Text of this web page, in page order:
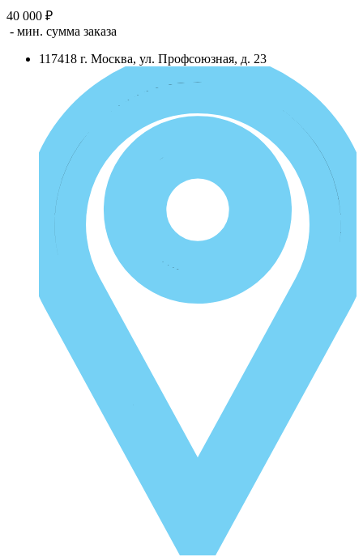
40 000 ₽
- мин. сумма заказа
117418 г. Москва, ул. Профсоюзная, д. 23